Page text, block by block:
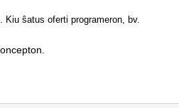
ŝatus oferti programeron, bv.